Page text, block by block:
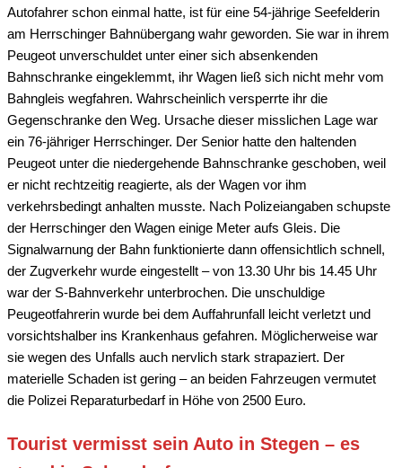
Autofahrer schon einmal hatte, ist für eine 54-jährige Seefelderin
am Herrschinger Bahnübergang wahr geworden. Sie war in ihrem
Peugeot unverschuldet unter einer sich absenkenden
Bahnschranke eingeklemmt, ihr Wagen ließ sich nicht mehr vom
Bahngleis wegfahren. Wahrscheinlich versperrte ihr die
Gegenschranke den Weg. Ursache dieser misslichen Lage war
ein 76-jähriger Herrschinger. Der Senior hatte den haltenden
Peugeot unter die niedergehende Bahnschranke geschoben, weil
er nicht rechtzeitig reagierte, als der Wagen vor ihm
verkehrsbedingt anhalten musste. Nach Polizeiangaben schupste
der Herrschinger den Wagen einige Meter aufs Gleis. Die
Signalwarnung der Bahn funktionierte dann offensichtlich schnell,
der Zugverkehr wurde eingestellt – von 13.30 Uhr bis 14.45 Uhr
war der S-Bahnverkehr unterbrochen. Die unschuldige
Peugeotfahrerin wurde bei dem Auffahrunfall leicht verletzt und
vorsichtshalber ins Krankenhaus gefahren. Möglicherweise war
sie wegen des Unfalls auch nervlich stark strapaziert. Der
materielle Schaden ist gering – an beiden Fahrzeugen vermutet
die Polizei Reparaturbedarf in Höhe von 2500 Euro.
Tourist vermisst sein Auto in Stegen – es